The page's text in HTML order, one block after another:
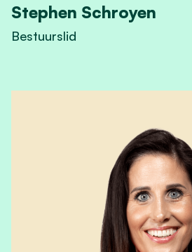
Stephen Schroyen
Bestuurslid